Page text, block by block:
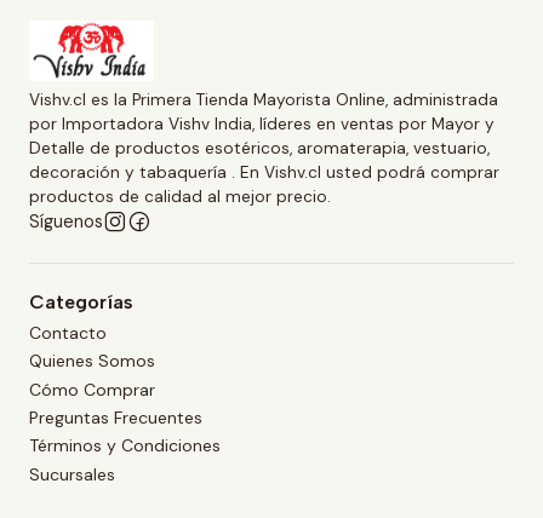
Vishv.cl es la Primera Tienda Mayorista Online, administrada
por Importadora Vishv India, líderes en ventas por Mayor y
Detalle de productos esotéricos, aromaterapia, vestuario,
decoración y tabaquería . En Vishv.cl usted podrá comprar
productos de calidad al mejor precio.
Síguenos
Categorías
Contacto
Quienes Somos
Cómo Comprar
Preguntas Frecuentes
Términos y Condiciones
Sucursales